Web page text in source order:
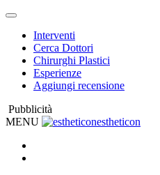
Interventi
Cerca Dottori
Chirurghi Plastici
Esperienze
Aggiungi recensione
Pubblicità
MENU
estheticon